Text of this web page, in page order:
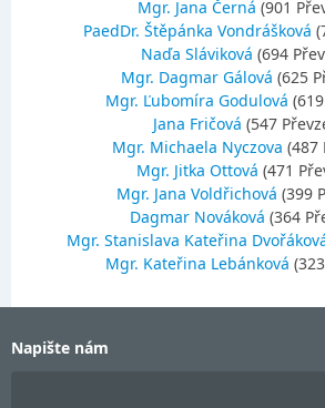
Mgr. Jana Černá (901
PaedDr. Štěpánka Vondrášková
Naďa Sláviková (694
Mgr. Dagmar Gálová (625
Mgr. Ľubomíra Godulová
Jana Fričová (547
Mgr. Michaela Nyczova (487
Mgr. Jitka Ottová (471
Mgr. Jana Voldřichová (399
Dagmar Nováková (364
Mgr. Stanislava Kateřina
Mgr. Kateřina Lebánková
Napište nám